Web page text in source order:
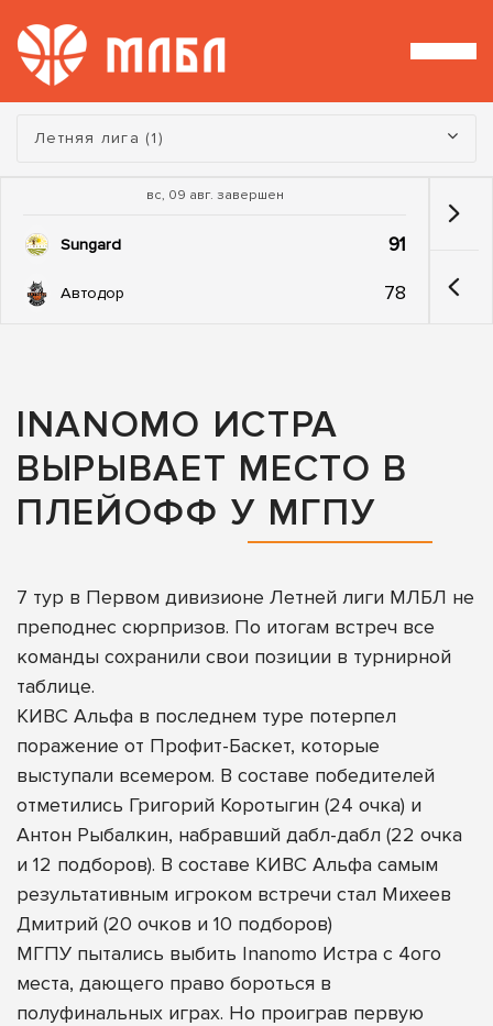
Турнир:
Летняя лига (1)
вс, 09 авг. завершен
Sungard 91
Автодор 78
INANOMO ИСТРА
ВЫРЫВАЕТ МЕСТО В
ПЛЕЙОФФ У МГПУ
7 тур в Первом дивизионе Летней лиги МЛБЛ не
преподнес сюрпризов. По итогам встреч все
команды сохранили свои позиции в турнирной
таблице.
КИВС Альфа в последнем туре потерпел
поражение от Профит-Баскет, которые
выступали всемером. В составе победителей
отметились Григорий Коротыгин (24 очка) и
Антон Рыбалкин, набравший дабл-дабл (22 очка
и 12 подборов). В составе КИВС Альфа самым
результативным игроком встречи стал Михеев
Дмитрий (20 очков и 10 подборов)
МГПУ пытались выбить Inanomo Истра с 4ого
места, дающего право бороться в
полуфинальных играх. Но проиграв первую